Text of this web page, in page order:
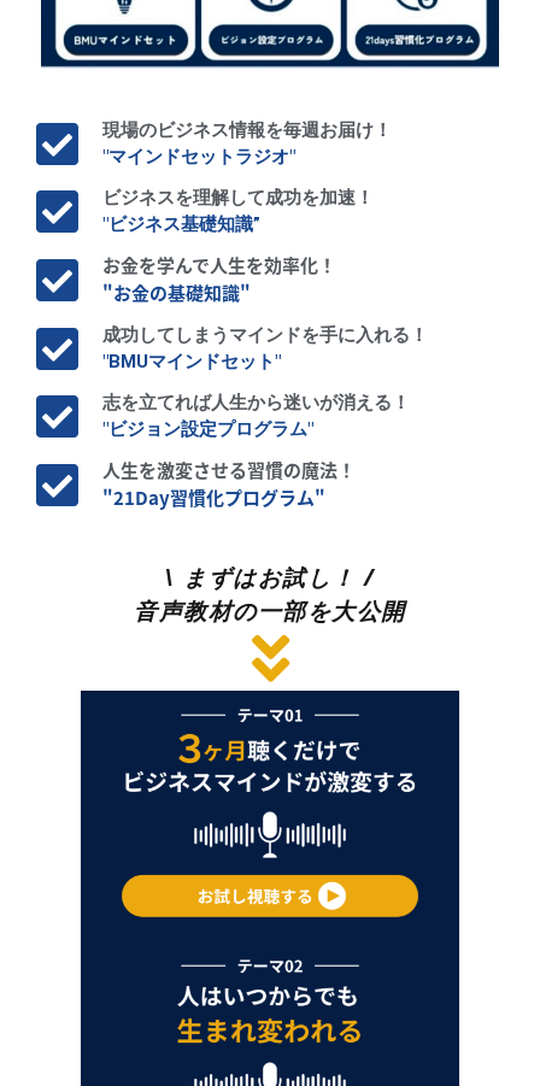
現場のビジネス情報を毎週お届け！
"マインドセットラジオ"
ビジネスを理解して成功を加速！
"ビジネス基礎知識”
お金を学んで人生を効率化！
"お金の基礎知識"
成功してしまうマインドを手に入れる！
"BMUマインドセット"
志を立てれば人生から迷いが消える！
"ビジョン設定プログラム"
人生を激変させる習慣の魔法！
"21Day習慣化プログラム"
\ まずはお試し！ /
音声教材の一部を大公開